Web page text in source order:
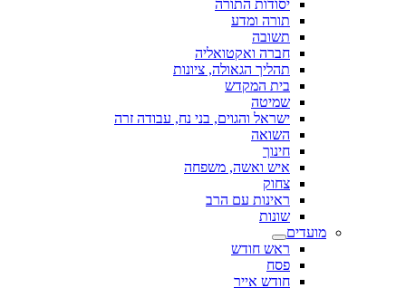
יסודות התורה
תורה ומדע
תשובה
חברה ואקטואליה
תהליך הגאולה, ציונות
בית המקדש
שמיטה
ישראל והגוים, בני נח, עבודה זרה
השואה
חינוך
איש ואשה, משפחה
צחוק
ראינות עם הרב
שונות
מועדים
ראש חודש
פסח
חודש אייר